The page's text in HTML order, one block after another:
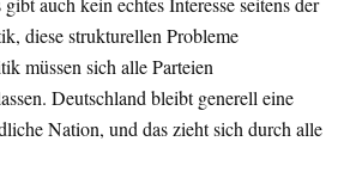
diese strukturellen Probleme
müssen sich alle Parteien
Deutschland bleibt generell eine
Nation, und das zieht sich durch alle